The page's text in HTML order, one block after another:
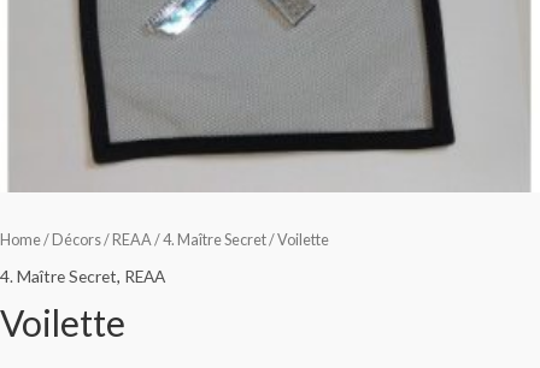
Home/ Décors/ REAA /4. Maître Secret/ Voilette
4. Maître Secret, REAA
Voilette